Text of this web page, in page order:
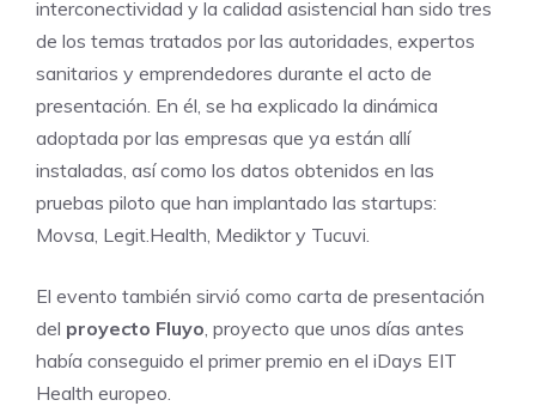
interconectividad y la calidad asistencial han sido tres
de los temas tratados por las autoridades, expertos
sanitarios y emprendedores durante el acto de
presentación. En él, se ha explicado la dinámica
adoptada por las empresas que ya están allí
instaladas, así como los datos obtenidos en las
pruebas piloto que han implantado las startups:
Movsa, Legit.Health, Mediktor y Tucuvi.
El evento también sirvió como carta de presentación
del proyecto Fluyo , proyecto que unos días antes
había conseguido el primer premio en el iDays EIT
Health europeo.